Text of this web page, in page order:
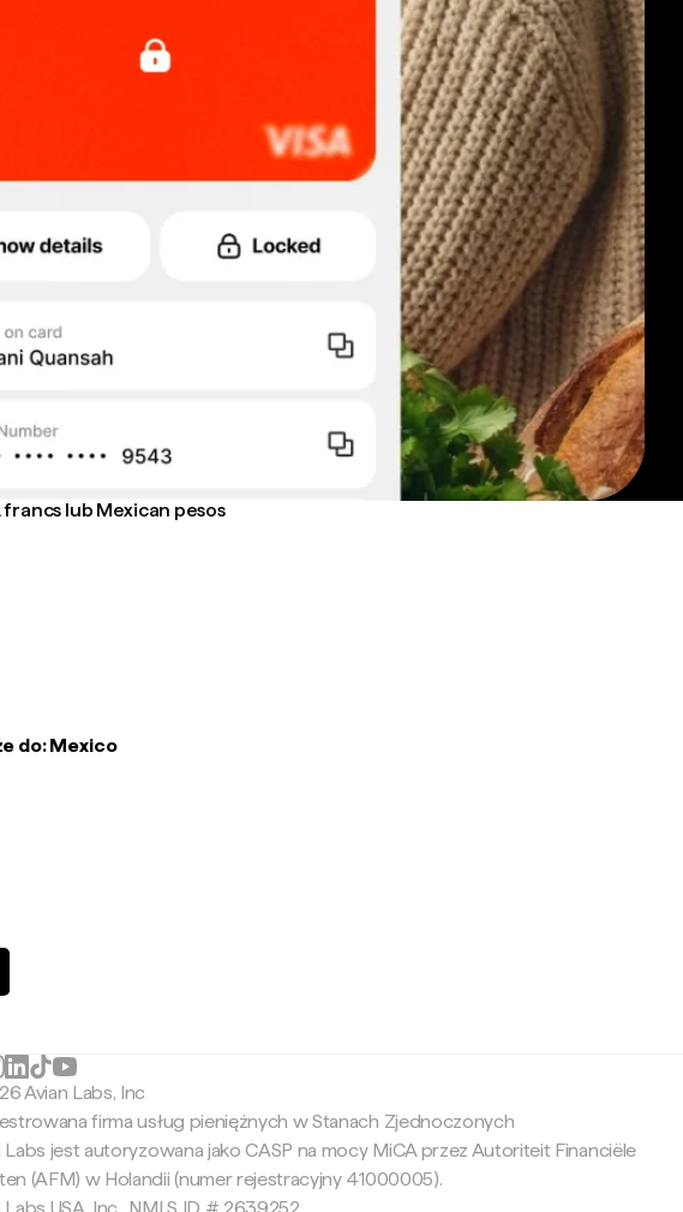
lub Mexican pesos
do: Mexico
Avian Labs, Inc
firma usług pieniężnych w Stanach Zjednoczonych
Labs jest autoryzowana jako CASP na mocy MiCA przez Autoriteit Financiële
(AFM) w Holandii (numer rejestracyjny 41000005).